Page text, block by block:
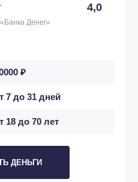
4,0
Денег»
₽
7 до 31 дней
18 до 70 лет
ДЕНЬГИ